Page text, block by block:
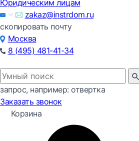
Юридическим лицам
zakaz@instrdom.ru
скопировать почту
Москва
8 (495) 481-41-34
запрос, например: отвертка
Заказать звонок
Корзина